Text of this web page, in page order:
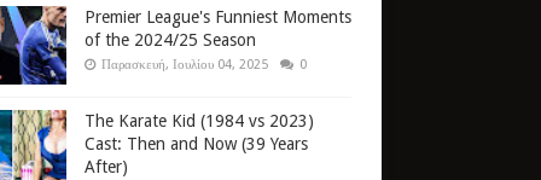
Premier League's Funniest Moments
of the 2024/25 Season
Παρασκευή, Ιουλίου 04, 2025 0
The Karate Kid (1984 vs 2023)
Cast: Then and Now (39 Years
After)